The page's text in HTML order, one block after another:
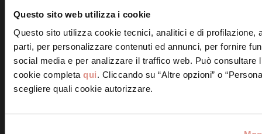
Questo sito web utilizza i cookie
Questo sito utilizza cookie tecnici, analitici e di profilazione,
parti, per personalizzare contenuti ed annunci, per fornire
social media e per analizzare il traffico web. Può consultare
cookie completa qui. Cliccando su “Altre opzioni” o
scegliere quali cookie autorizzare.
Per ulteriori informazioni
Ufficio Stampa: Augusto Cosimi –
cosimi@isitsalumi.it– Tel 02 8925901 – Cell
335